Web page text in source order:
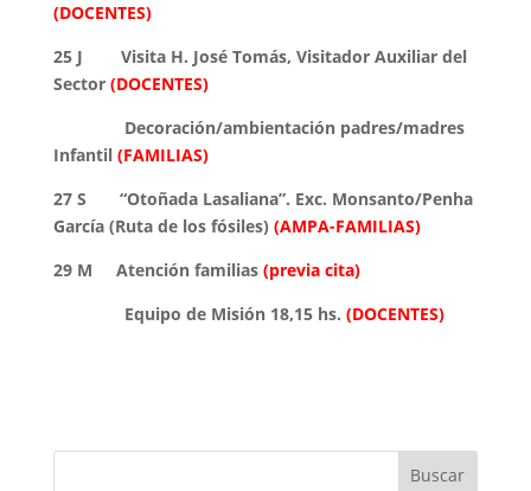
(DOCENTES)
25 J Visita H. José Tomás, Visitador Auxiliar del
Sector (DOCENTES)
Decoración/ambientación padres/madres
Infantil (FAMILIAS)
27 S “Otoñada Lasaliana”. Exc. Monsanto/Penha
García (Ruta de los fósiles) (AMPA-FAMILIAS)
29 M Atención familias(previa cita)
Equipo de Misión 18,15 hs. (DOCENTES)